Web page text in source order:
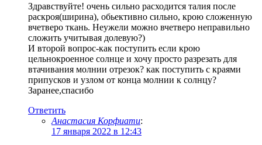
Здравствуйте! очень сильно расходится талия после
раскроя(ширина), обьективно сильно, крою сложенную
вчетверо ткань. Неужели можно вчетверо неправильно
сложить учитывая долевую?)
И второй вопрос-как поступить если крою
цельнокроенное солнце и хочу просто разрезать для
втачивания молнии отрезок? как поступить с краями
припусков и узлом от конца молнии к солнцу?
Заранее,спасибо
Ответить
Анастасия Корфиати:
17 января 2022 в 12:43